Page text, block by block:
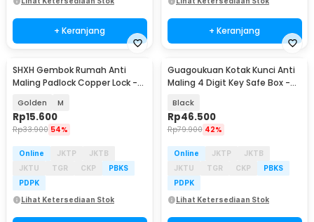
+ Keranjang + Keranjang
SHXH Gembok Rumah Anti
Maling Padlock Copper Lock -
Golden M
Rp15.600
Rp33.900 54%
Online JKTP
JKTB
JKTU
TGR CKP
PBKS
PDPK
Lihat Ketersediaan Stok
Guagoukuan Kotak Kunci Anti
Maling 4 Digit Key Safe Box -
Black
Rp46.500
Rp79.900 42%
Online JKTP
JKTB
JKTU
TGR CKP
PBKS
PDPK
Lihat Ketersediaan Stok